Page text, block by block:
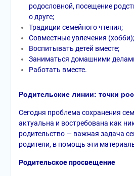
родословной, посещение
о друге;
Традиции семейного чтения;
Совместные увлечения (хобби);
Воспитывать детей вместе;
Заниматься домашними
Работать вместе.
Родительские линии: точки
Сегодня проблема сохранения
актуальна и востребована как
родительство — важная задача
родители, в помощь эти
Родительское просвещение